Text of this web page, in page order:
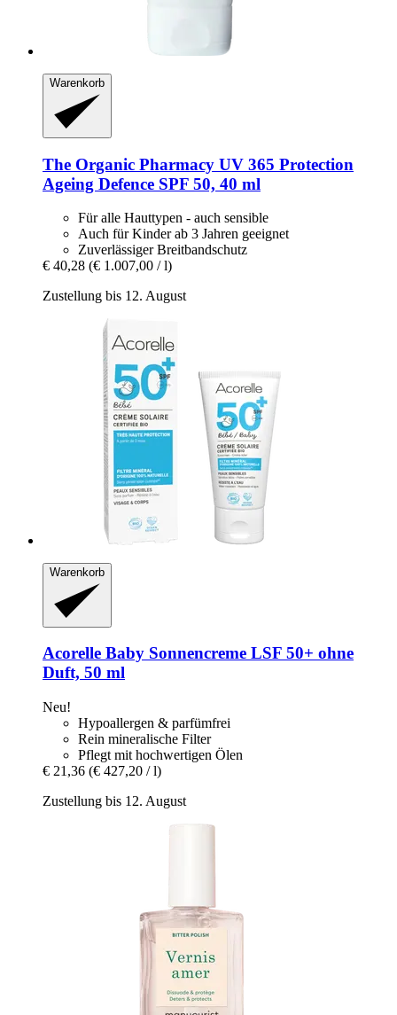
Warenkorb
The Organic Pharmacy UV 365 Protection
Ageing Defence SPF 50, 40 ml
Für alle Hauttypen - auch sensible
Auch für Kinder ab 3 Jahren geeignet
Zuverlässiger Breitbandschutz
€ 40,28 (€ 1.007,00 / l)
Zustellung bis 12. August
Warenkorb
Acorelle Baby Sonnencreme LSF 50+ ohne
Duft, 50 ml
Neu!
Hypoallergen & parfümfrei
Rein mineralische Filter
Pflegt mit hochwertigen Ölen
€ 21,36 (€ 427,20 / l)
Zustellung bis 12. August